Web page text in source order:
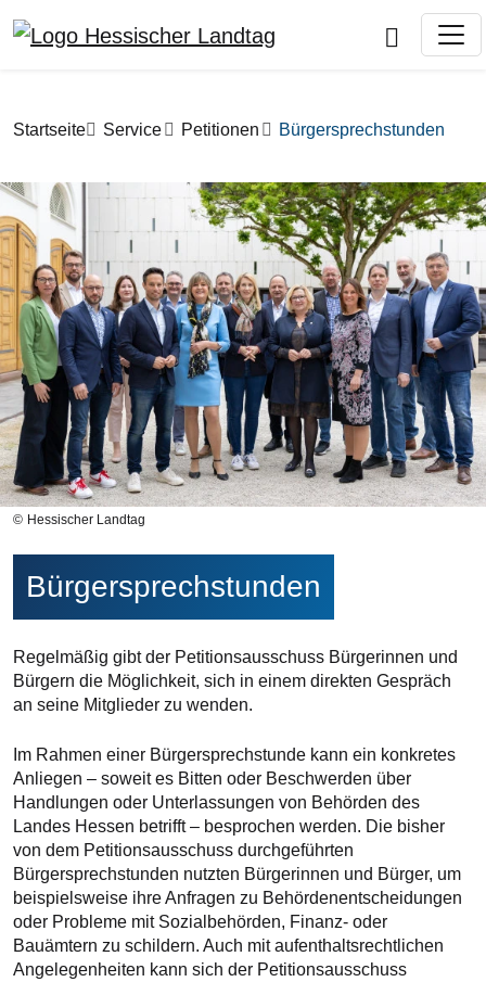
Pfadnavigation
Startseite Service Petitionen Bürgersprechstunden
Bilddatei
Hessischer Landtag
Bürgersprechstunden
Regelmäßig gibt der Petitionsausschuss Bürgerinnen und
Bürgern die Möglichkeit, sich in einem direkten Gespräch
an seine Mitglieder zu wenden.
Im Rahmen einer Bürgersprechstunde kann ein konkretes
Anliegen – soweit es Bitten oder Beschwerden über
Handlungen oder Unterlassungen von Behörden des
Landes Hessen betrifft – besprochen werden. Die bisher
von dem Petitionsausschuss durchgeführten
Bürgersprechstunden nutzten Bürgerinnen und Bürger, um
beispielsweise ihre Anfragen zu Behördenentscheidungen
oder Probleme mit Sozialbehörden, Finanz- oder
Bauämtern zu schildern. Auch mit aufenthaltsrechtlichen
Angelegenheiten kann sich der Petitionsausschuss